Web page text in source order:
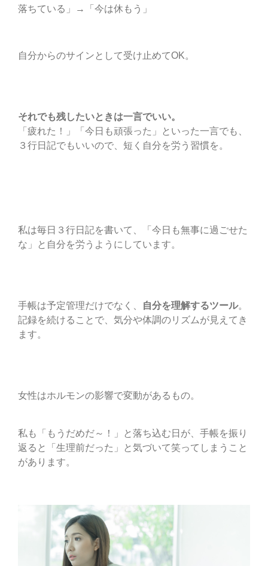
落ちている」→「今は休もう」
自分からのサインとして受け止めてOK。
それでも残したいときは一言でいい。
「疲れた！」「今日も頑張った」といった一言でも、
３行日記でもいいので、短く自分を労う習慣を。
私は毎日３行日記を書いて、「今日も無事に過ごせた
な」と自分を労うようにしています。
手帳は予定管理だけでなく、 自分を理解するツール。
記録を続けることで、気分や体調のリズムが見えてき
ます。
女性はホルモンの影響で変動があるもの。
私も「もうだめだ～！」と落ち込む日が、手帳を振り
返ると「生理前だった」と気づいて笑ってしまうこと
があります。